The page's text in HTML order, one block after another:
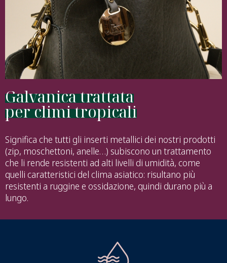
Galvanica trattata
per climi tropicali
Significa che tutti gli inserti metallici dei nostri prodotti
(zip, moschettoni, anelle…) subiscono un trattamento
che li rende resistenti ad alti livelli di umidità, come
quelli caratteristici del clima asiatico: risultano più
resistenti a ruggine e ossidazione, quindi durano più a
lungo.